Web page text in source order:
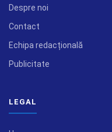
Despre noi
Contact
Echipa redacțională
Publicitate
LEGAL